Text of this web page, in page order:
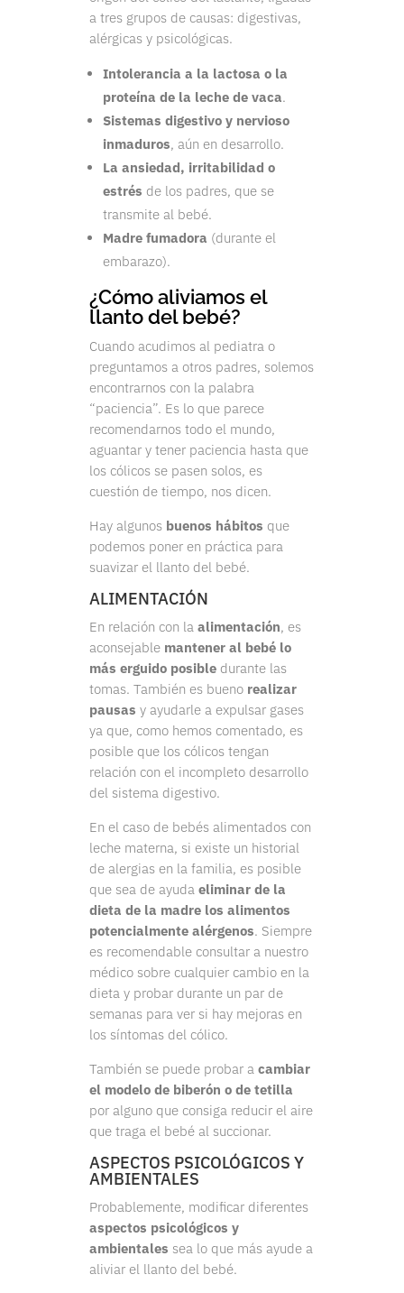
a tres grupos de causas: digestivas,
alérgicas y psicológicas.
Intolerancia a la lactosa o la
proteína de la leche de vaca.
Sistemas digestivo y nervioso
inmaduros, aún en desarrollo.
La ansiedad, irritabilidad o
estrés de los padres, que se
transmite al bebé.
Madre fumadora (durante el
embarazo).
¿Cómo aliviamos el
llanto del bebé?
Cuando acudimos al pediatra o
preguntamos a otros padres, solemos
encontrarnos con la palabra
“paciencia”. Es lo que parece
recomendarnos todo el mundo,
aguantar y tener paciencia hasta que
los cólicos se pasen solos, es
cuestión de tiempo, nos dicen.
Hay algunos buenos hábitos que
podemos poner en práctica para
suavizar el llanto del bebé.
ALIMENTACIÓN
En relación con la alimentación, es
aconsejable mantener al bebé lo
más erguido posibledurante las
tomas. También es bueno realizar
pausas y ayudarle a expulsar gases
ya que, como hemos comentado, es
posible que los cólicos tengan
relación con el incompleto desarrollo
del sistema digestivo.
En el caso de bebés alimentados con
leche materna, si existe un historial
de alergias en la familia, es posible
que sea de ayuda eliminar de la
dieta de la madre los alimentos
potencialmente alérgenos. Siempre
es recomendable consultar a nuestro
médico sobre cualquier cambio en la
dieta y probar durante un par de
semanas para ver si hay mejoras en
los síntomas del cólico.
También se puede probar a cambiar
el modelo de biberón o de tetilla
por alguno que consiga reducir el aire
que traga el bebé al succionar.
ASPECTOS PSICOLÓGICOS Y
AMBIENTALES
Probablemente, modificar diferentes
aspectos psicológicos y
ambientales sea lo que más ayude a
aliviar el llanto del bebé.